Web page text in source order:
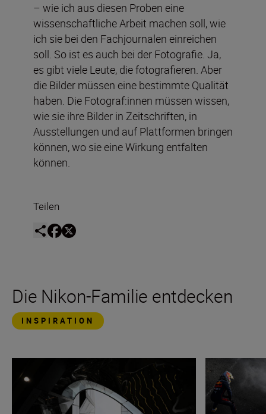
– wie ich aus diesen Proben eine
wissenschaftliche Arbeit machen soll, wie
ich sie bei den Fachjournalen einreichen
soll. So ist es auch bei der Fotografie. Ja,
es gibt viele Leute, die fotografieren. Aber
die Bilder müssen eine bestimmte Qualität
haben. Die Fotograf:innen müssen wissen,
wie sie ihre Bilder in Zeitschriften, in
Ausstellungen und auf Plattformen bringen
können, wo sie eine Wirkung entfalten
können.
Teilen
Die Nikon-Familie entdecken
INSPIRATION